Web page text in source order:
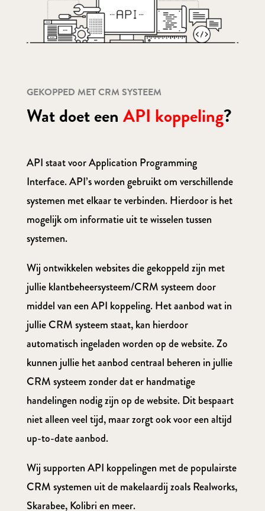
GEKOPPED MET CRM SYSTEEM
Wat doet een API koppeling?
API staat voor Application Programming
Interface. API’s worden gebruikt om verschillende
systemen met elkaar te verbinden. Hierdoor is het
mogelijk om informatie uit te wisselen tussen
systemen.
Wij ontwikkelen websites die gekoppeld zijn met
jullie klantbeheersysteem/CRM systeem door
middel van een API koppeling. Het aanbod wat in
jullie CRM systeem staat, kan hierdoor
automatisch ingeladen worden op de website. Zo
kunnen jullie het aanbod centraal beheren in jullie
CRM systeem zonder dat er handmatige
handelingen nodig zijn op de website. Dit bespaart
niet alleen veel tijd, maar zorgt ook voor een altijd
up-to-date aanbod.
Wij supporten API koppelingen met de populairste
CRM systemen uit de makelaardij zoals Realworks,
Skarabee, Kolibri en meer.